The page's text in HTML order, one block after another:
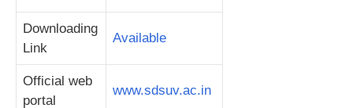
Downloading
Link
Available
Official web
portal
www.sdsuv.ac.in